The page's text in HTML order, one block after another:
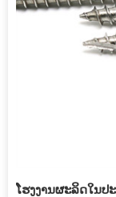
ໂຮງງານຜະລິດໃນປ